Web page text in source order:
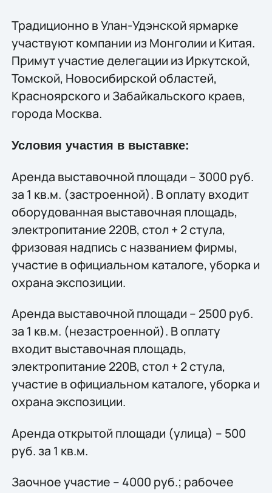
Традиционно в Улан-Удэнской ярмарке
участвуют компании из Монголии и Китая.
Примут участие делегации из Иркутской,
Томской, Новосибирской областей,
Красноярского и Забайкальского краев,
города Москва.
Условия участия в выставке:
Аренда выставочной площади – 3000 руб.
за 1 кв.м. (застроенной). В оплату входит
оборудованная выставочная площадь,
электропитание 220В, стол + 2 стула,
фризовая надпись с названием фирмы,
участие в официальном каталоге, уборка и
охрана экспозиции.
Аренда выставочной площади – 2500 руб.
за 1 кв.м. (незастроенной). В оплату
входит выставочная площадь,
электропитание 220В, стол + 2 стула,
участие в официальном каталоге, уборка и
охрана экспозиции.
Аренда открытой площади (улица) – 500
руб. за 1 кв.м.
Заочное участие – 4000 руб.; рабочее